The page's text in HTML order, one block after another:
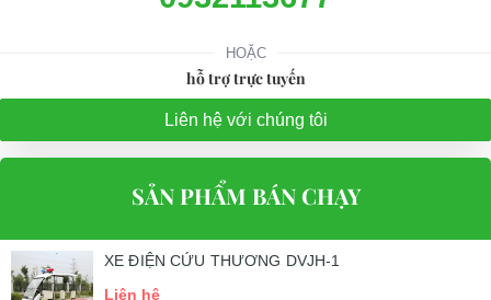
HOẶC
hỗ trợ trực tuyến
Liên hệ với chúng tôi
SẢN PHẨM BÁN CHẠY
XE ĐIỆN CỨU THƯƠNG DVJH-1
Liên hệ